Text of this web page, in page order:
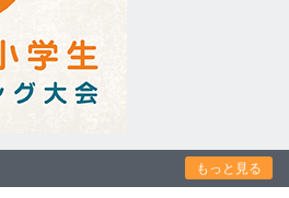
もっと見る